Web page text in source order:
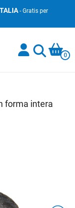
- Gratis per
0
forma intera